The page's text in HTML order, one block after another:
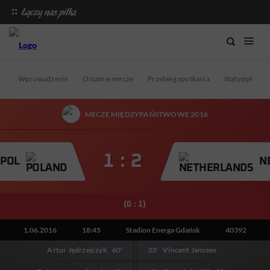
Wprowadzenie Ostatnie mecze Przebieg spotkania Statystyki
MECZE MIĘDZYPAŃSTWOWE 2016
POL 1 : 2
(0 : 1)
1.06.2016 18:45 Stadion Energa Gdańsk 40392
Artur Jędrzejczyk 60' Vincent Janssen
33'